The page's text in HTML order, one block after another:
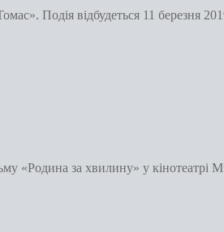
Подія відбудеться 11 березня
«Родина за хвилину» у кінотеатрі